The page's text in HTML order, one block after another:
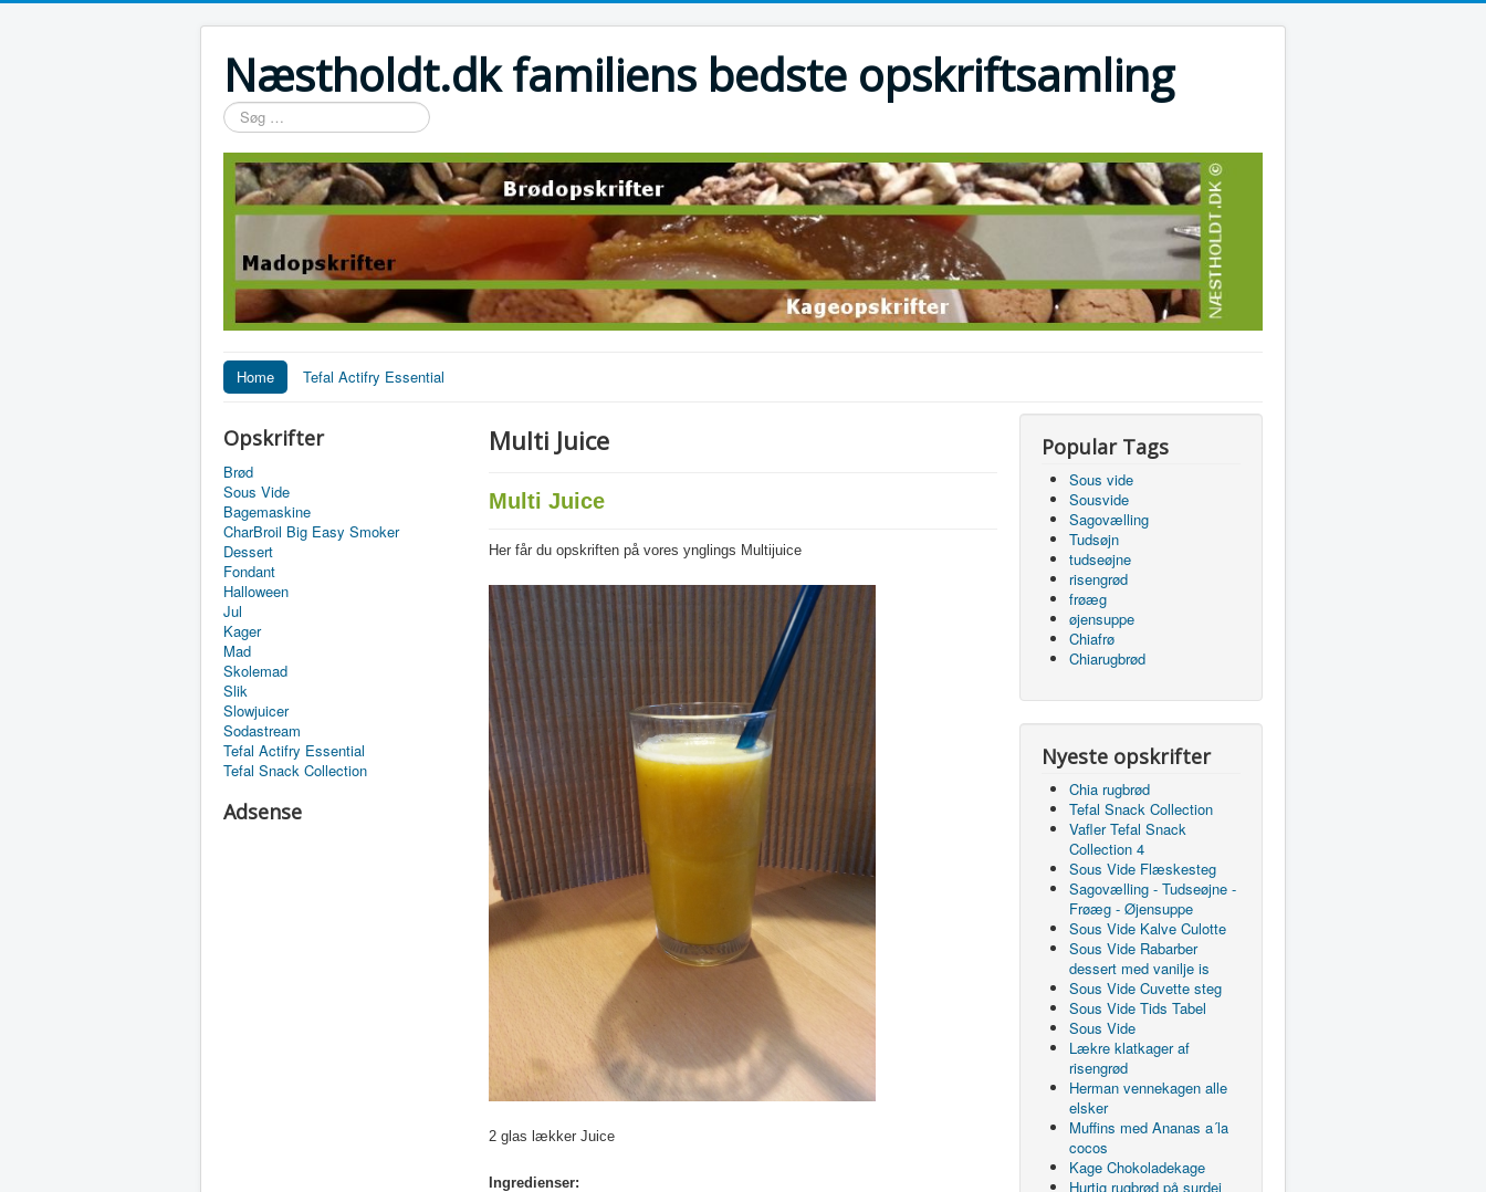
Næstholdt.dk familiens bedste opskriftsamling
Søg
…
Home Tefal Actifry Essential
Opskrifter
Brød
Sous Vide
Bagemaskine
CharBroil Big Easy Smoker
Dessert
Fondant
Halloween
Jul
Kager
Mad
Skolemad
Slik
Slowjuicer
Sodastream
Tefal Actifry Essential
Tefal Snack Collection
Adsense
Multi Juice
Multi Juice
Her får du opskriften på vores ynglings Multijuice
2 glas lækker Juice
Ingredienser:
Popular Tags
Sous vide
Sousvide
Sagovælling
Tudsøjn
tudseøjne
risengrød
frøæg
øjensuppe
Chiafrø
Chiarugbrød
Nyeste opskrifter
Chia rugbrød
Tefal Snack Collection
Vafler Tefal Snack
Collection 4
Sous Vide Flæskesteg
Sagovælling - Tudseøjne -
Frøæg - Øjensuppe
Sous Vide Kalve Culotte
Sous Vide Rabarber
dessert med vanilje is
Sous Vide Cuvette steg
Sous Vide Tids Tabel
Sous Vide
Lækre klatkager af
risengrød
Herman vennekagen alle
elsker
Muffins med Ananas a´la
cocos
Kage Chokoladekage
Hurtig rugbrød på surdej